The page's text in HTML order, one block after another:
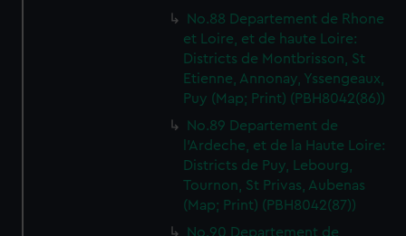
No.88 Departement de Rhone
et Loire, et de haute Loire:
Districts de Montbrisson, St
Etienne, Annonay, Yssengeaux,
Puy (Map; Print) (PBH8042(86))
No.89 Departement de
l'Ardeche, et de la Haute Loire:
Districts de Puy, Lebourg,
Tournon, St Privas, Aubenas
(Map; Print) (PBH8042(87))
No.90 Departement de